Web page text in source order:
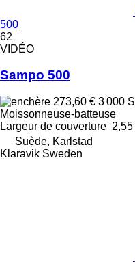
500
62
VIDÉO
Sampo 500
273,60 € 3 000
Moissonneuse-batteuse
Largeur de couverture 2,55
Suède, Karlstad
Klaravik Sweden